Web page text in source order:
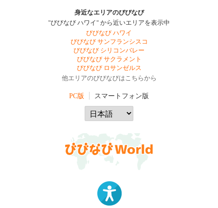
身近なエリアのびびなび
"びびなび ハワイ" から近いエリアを表示中
びびなび ハワイ
びびなび サンフランシスコ
びびなび シリコンバレー
びびなび サクラメント
びびなび ロサンゼルス
他エリアのびびなびはこちらから
PC版 スマートフォン版